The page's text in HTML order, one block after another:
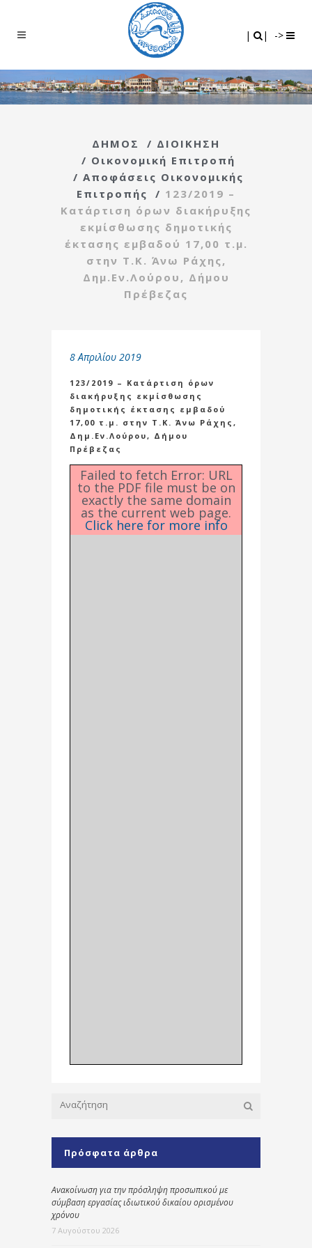
| | ->
ΔΗΜΟΣ / ΔΙΟΙΚΗΣΗ
/ Οικονομική Επιτροπή
/ Αποφάσεις Οικονομικής
Επιτροπής
/ 123/2019 –
Κατάρτιση όρων διακήρυξης
εκμίσθωσης δημοτικής
έκτασης εμβαδού 17,00 τ.μ.
στην Τ.Κ. Άνω Ράχης,
Δημ.Εν.Λούρου, Δήμου
Πρέβεζας
8 Απριλίου 2019
123/2019 – Κατάρτιση όρων
διακήρυξης εκμίσθωσης
δημοτικής έκτασης εμβαδού
17,00 τ.μ. στην Τ.Κ. Άνω Ράχης,
Δημ.Εν.Λούρου, Δήμου
Πρέβεζας
Failed to fetch Error: URL
to the PDF file must be on
exactly the same domain
as the current web page.
Click here for more info
Πρόσφατα άρθρα
Ανακοίνωση για την πρόσληψη προσωπικού με
σύμβαση εργασίας ιδιωτικού δικαίου ορισμένου
χρόνου
7 Αυγούστου 2026